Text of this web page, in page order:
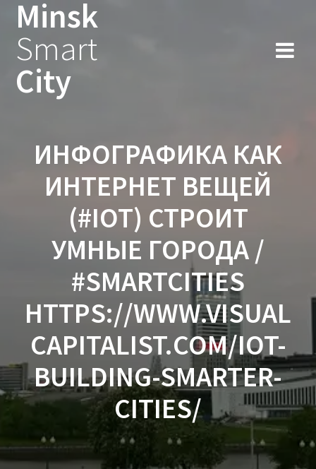
Minsk
Smart
City
ИНФОГРАФИКА КАК
ИНТЕРНЕТ ВЕЩЕЙ
(#IOT) СТРОИТ
УМНЫЕ ГОРОДА /
#SMARTCITIES
HTTPS://WWW.VISUAL
CAPITALIST.COM/IOT-
BUILDING-SMARTER-
CITIES/